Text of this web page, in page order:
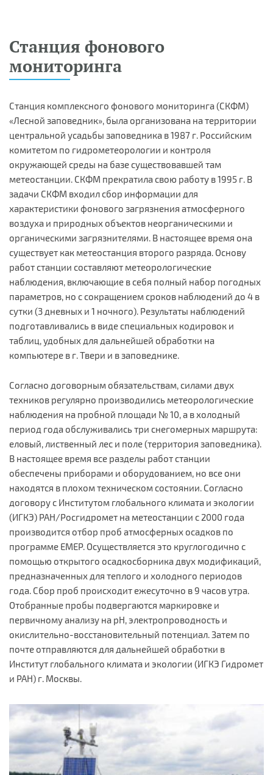
Станция фонового
мониторинга
Станция комплексного фонового мониторинга (СКФМ)
«Лесной заповедник», была организована на территории
центральной усадьбы заповедника в 1987 г. Российским
комитетом по гидрометеорологии и контроля
окружающей среды на базе существовавшей там
метеостанции. СКФМ прекратила свою работу в 1995 г. В
задачи СКФМ входил сбор информации для
характеристики фонового загрязнения атмосферного
воздуха и природных объектов неорганическими и
органическими загрязнителями. В настоящее время она
существует как метеостанция второго разряда. Основу
работ станции составляют метеорологические
наблюдения, включающие в себя полный набор погодных
параметров, но с сокращением сроков наблюдений до 4 в
сутки (3 дневных и 1 ночного). Результаты наблюдений
подготавливались в виде специальных кодировок и
таблиц, удобных для дальнейшей обработки на
компьютере в г. Твери и в заповеднике.
Согласно договорным обязательствам, силами двух
техников регулярно производились метеорологические
наблюдения на пробной площади № 10, а в холодный
период года обслуживались три снегомерных маршрута:
еловый, лиственный лес и поле (территория заповедника).
В настоящее время все разделы работ станции
обеспечены приборами и оборудованием, но все они
находятся в плохом техническом состоянии. Согласно
договору с Институтом глобального климата и экологии
(ИГКЭ) РАН/Росгидромет на метеостанции с 2000 года
производится отбор проб атмосферных осадков по
программе EMEP. Осуществляется это круглогодично с
помощью открытого осадкосборника двух модификаций,
предназначенных для теплого и холодного периодов
года. Сбор проб происходит ежесуточно в 9 часов утра.
Отобранные пробы подвергаются маркировке и
первичному анализу на pH, электропроводность и
окислительно-восстановительный потенциал. Затем по
почте отправляются для дальнейшей обработки в
Институт глобального климата и экологии (ИГКЭ Гидромет
и РАН) г. Москвы.